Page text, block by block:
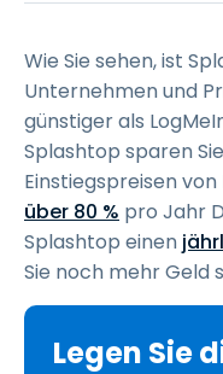
Wie Sie sehen, ist
Unternehmen und
günstiger als
Splashtop sparen
Einstiegspreisen von
über 80 % pro Jahr
Splashtop einen
Sie noch mehr Geld
Legen Sie